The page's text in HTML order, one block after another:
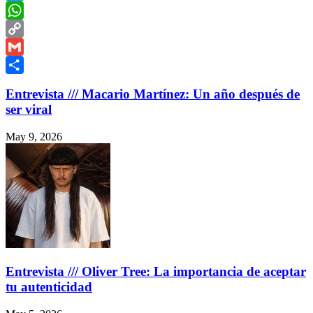
Twitter
WhatsApp
Copy
Link
Gmail
Entrevista /// Macario Martínez: Un año después de
ser viral
May 9, 2026
Entrevista /// Oliver Tree: La importancia de aceptar
tu autenticidad